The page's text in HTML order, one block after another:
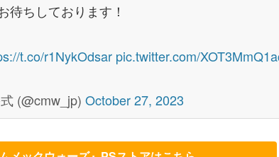
待ちしております！
t.co/r1NykOdsar pic.twitter.com/
(@cmw_jp) October 27, 2023